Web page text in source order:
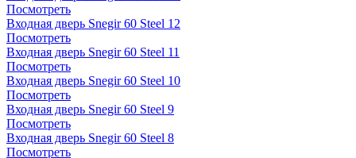
Посмотреть
Входная дверь Snegir 60 Steel 12
Посмотреть
Входная дверь Snegir 60 Steel 11
Посмотреть
Входная дверь Snegir 60 Steel 10
Посмотреть
Входная дверь Snegir 60 Steel 9
Посмотреть
Входная дверь Snegir 60 Steel 8
Посмотреть